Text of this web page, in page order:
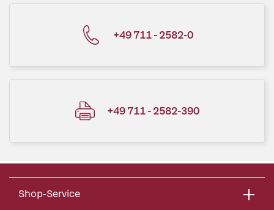
+49 711 - 2582-0
+49 711 - 2582-390
Shop-Service